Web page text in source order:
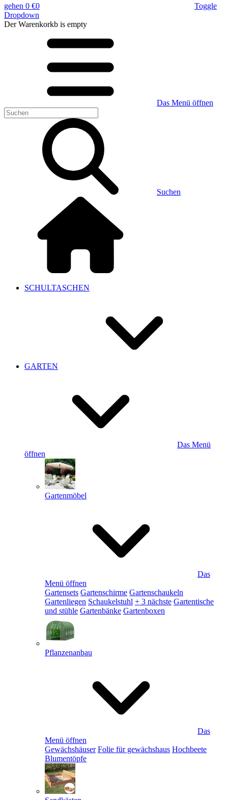
gehen 0 €0
Toggle
Dropdown
Der Warenkorkb is empty
Das Menü öffnen
Suchen
SCHULTASCHEN
GARTEN
Das Menü
öffnen
Gartenmöbel
Das
Menü öffnen
Gartensets Gartenschirme Gartenschaukeln
Gartenliegen Schaukelstuhl + 3 nächste Gartentische
und stühle Gartenbänke Gartenboxen
Pflanzenanbau
Das
Menü öffnen
Gewächshäuser Folie für gewächshaus Hochbeete
Blumentöpfe